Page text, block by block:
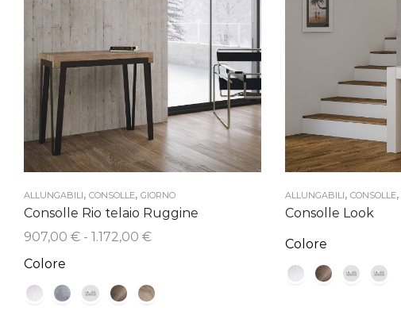
ALLUNGABILI, CONSOLLE, GIORNO
Consolle Rio telaio Ruggine
907,00 € - 1.172,00 €Fascia
da
Colore
ALLUNGABILI, CONSOLLE,
Consolle Look
Colore